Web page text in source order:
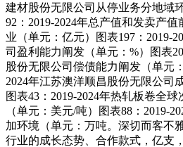
建材股份无限公司从停业务分地域
92：2019-2024年总产值和发卖产
业（单元：亿元）图表197：2019-
司盈利能力阐发（单元：%）图表
股份无限公司偿债能力阐发（单元
2024年江苏澳洋顺昌股份无限公司
图表43：2019-2024年热轧板卷全
（单元：美元/吨）图表88：2019-
加环境（单元：万吨。深切而客不
行业的成长态势、合作款式，亿支